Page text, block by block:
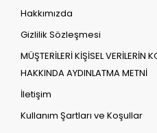
Hakkımızda
Gizlilik Sözleşmesi
MÜŞTERİLERİ KİŞİSEL VERİLERİN
HAKKINDA AYDINLATMA METNİ
İletişim
Kullanım Şartları ve Koşullar